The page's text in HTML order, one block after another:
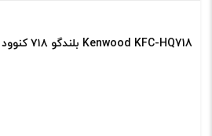
Kenwood KFC-HQ718 بلندگو ۷۱۸ کنوود